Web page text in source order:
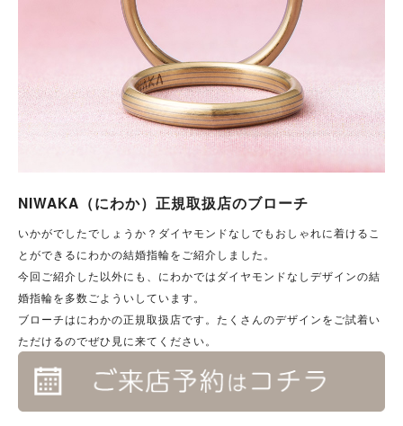
NIWAKA（にわか）正規取扱店のブローチ
いかがでしたでしょうか？ダイヤモンドなしでもおしゃれに着けるこ
とができるにわかの結婚指輪をご紹介しました。
今回ご紹介した以外にも、にわかではダイヤモンドなしデザインの結
婚指輪を多数ごよういしています。
ブローチはにわかの正規取扱店です。たくさんのデザインをご試着い
ただけるのでぜひ見に来てください。